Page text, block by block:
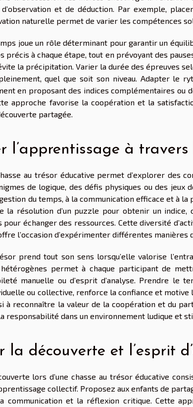
et de déduction. Par exemple,
naturelle permet de varier les compétences
joue un rôle déterminant pour garantir un
précis à chaque étape, tout en prévoyant des
la précipitation. Varier la durée des épreuves
quel que soit son niveau. Adapter le
en proposant des indices complémentaires ou
approche favorise la coopération et la
partagée.
l’apprentissage à travers
au trésor éducative permet d’explorer des
de logique, des défis physiques ou des
du temps, à la communication efficace et à
la résolution d’un puzzle pour obtenir un indice,
pour échanger des ressources. Cette diversité
l’occasion d’expérimenter différentes
prend tout son sens lorsqu’elle valorise
permet à chaque participant de
manuelle ou d’esprit d’analyse. Prendre le
ou collective, renforce la confiance et
à reconnaître la valeur de la coopération et du
responsabilité dans un environnement ludique et
la découverte et l’esprit
lors d’une chasse au trésor éducative
collectif. Proposez aux enfants de
communication et la réflexion critique. Cette